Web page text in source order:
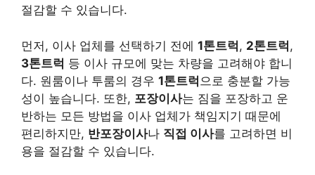
절감할 수 있습니다.
먼저, 이사 업체를 선택하기 전에 1톤트럭, 2톤트럭,
3톤트럭 등 이사 규모에 맞는 차량을 고려해야 합니
다. 원룸이나 투룸의 경우 1톤트럭 으로 충분할 가능
성이 높습니다. 또한, 포장이사는 짐을 포장하고 운
반하는 모든 방법을 이사 업체가 책임지기 때문에
편리하지만, 반포장이사나 직접 이사를 고려하면 비
용을 절감할 수 있습니다.